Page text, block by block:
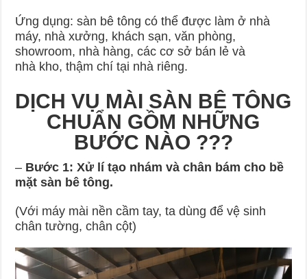
Ứng dụng: sàn bê tông có thể được làm ở nhà
máy, nhà xưởng, khách sạn, văn phòng,
showroom, nhà hàng, các cơ sở bán lẻ và
nhà kho, thậm chí tại nhà riêng.
DỊCH VỤ MÀI SÀN BÊ TÔNG
CHUẨN GỒM NHỮNG
BƯỚC NÀO ???
– Bước 1: Xử lí tạo nhám và chân bám cho bề
mặt sàn bê tông.
(Với máy mài nền cầm tay, ta dùng để vệ sinh
chân tường, chân cột)